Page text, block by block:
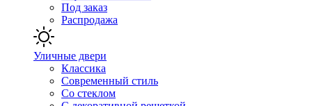
Под заказ
Распродажа
Уличные двери
Классика
Современный стиль
Со стеклом